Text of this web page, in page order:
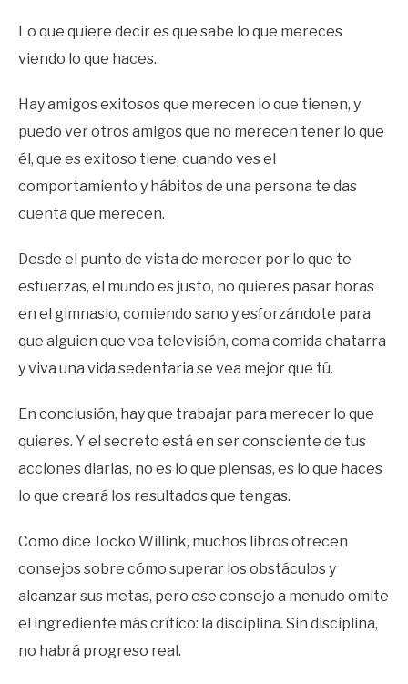
Lo que quiere decir es que sabe lo que mereces
viendo lo que haces.
Hay amigos exitosos que merecen lo que tienen, y
puedo ver otros amigos que no merecen tener lo que
él, que es exitoso tiene, cuando ves el
comportamiento y hábitos de una persona te das
cuenta que merecen.
Desde el punto de vista de merecer por lo que te
esfuerzas, el mundo es justo, no quieres pasar horas
en el gimnasio, comiendo sano y esforzándote para
que alguien que vea televisión, coma comida chatarra
y viva una vida sedentaria se vea mejor que tú.
En conclusión, hay que trabajar para merecer lo que
quieres. Y el secreto está en ser consciente de tus
acciones diarias, no es lo que piensas, es lo que haces
lo que creará los resultados que tengas.
Como dice Jocko Willink, muchos libros ofrecen
consejos sobre cómo superar los obstáculos y
alcanzar sus metas, pero ese consejo a menudo omite
el ingrediente más crítico: la disciplina. Sin disciplina,
no habrá progreso real.